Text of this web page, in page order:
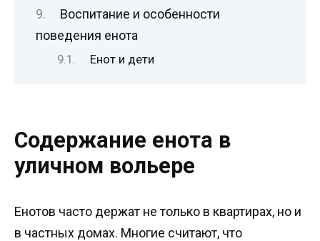
Воспитание и особенности
поведения енота
Енот и дети
Содержание енота в
уличном вольере
Енотов часто держат не только в квартирах, но и
в частных домах. Многие считают, что